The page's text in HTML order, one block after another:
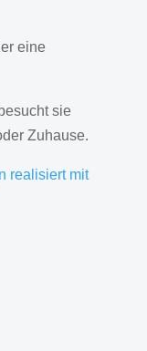
eine
sie
Zuhause.
realisiert mit